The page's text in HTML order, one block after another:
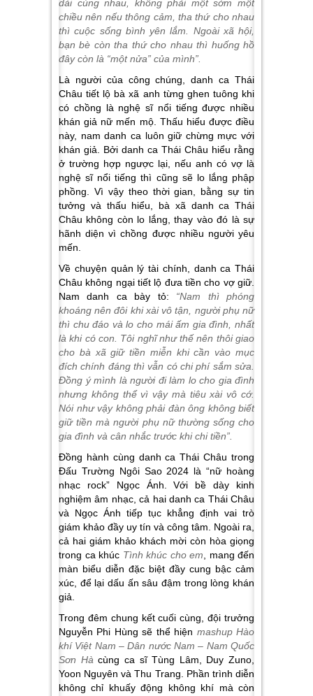
dài cùng nhau, không phải một sớm một
chiều nên nếu thông cảm, tha thứ cho nhau
thì cuộc sống bình yên lắm. Ngoài xã hội,
bạn bè còn tha thứ cho nhau thì huống hồ
đây còn là “một nửa” của mình”.
Là người của công chúng, danh ca Thái
Châu tiết lộ bà xã anh từng ghen tuông khi
có chồng là nghệ sĩ nổi tiếng được nhiều
khán giả nữ mến mộ. Thấu hiểu được điều
này, nam danh ca luôn giữ chừng mực với
khán giả. Bởi danh ca Thái Châu hiểu rằng
ở trường hợp ngược lại, nếu anh có vợ là
nghệ sĩ nổi tiếng thì cũng sẽ lo lắng phập
phồng. Vì vậy theo thời gian, bằng sự tin
tưởng và thấu hiểu, bà xã danh ca Thái
Châu không còn lo lắng, thay vào đó là sự
hãnh diện vì chồng được nhiều người yêu
mến.
Về chuyện quản lý tài chính, danh ca Thái
Châu không ngại tiết lộ đưa tiền cho vợ giữ.
Nam danh ca bày tỏ: “Nam thì phóng
khoáng nên đôi khi xài vô tận, người phụ nữ
thì chu đáo và lo cho mái ấm gia đình, nhất
là khi có con. Tôi nghĩ như thế nên thôi giao
cho bà xã giữ tiền miễn khi cần vào mục
đích chính đáng thì vẫn có chi phí sắm sửa.
Đồng ý mình là người đi làm lo cho gia đình
nhưng không thể vì vậy mà tiêu xài vô cớ.
Nói như vậy không phải đàn ông không biết
giữ tiền mà người phụ nữ thường sống cho
gia đình và cân nhắc trước khi chi tiền”.
Đồng hành cùng danh ca Thái Châu trong
Đấu Trường Ngôi Sao 2024 là “nữ hoàng
nhạc rock” Ngọc Ánh. Với bề dày kinh
nghiệm âm nhạc, cả hai danh ca Thái Châu
và Ngọc Ánh tiếp tục khẳng định vai trò
giám khảo đầy uy tín và công tâm. Ngoài ra,
cả hai giám khảo khách mời còn hòa giọng
trong ca khúc Tình khúc cho em , mang đến
màn biểu diễn đặc biệt đầy cung bậc cảm
xúc, để lại dấu ấn sâu đậm trong lòng khán
giả.
Trong đêm chung kết cuối cùng, đội trưởng
Nguyễn Phi Hùng sẽ thể hiện mashup Hào
khí Việt Nam – Dân nước Nam – Nam Quốc
Sơn Hà cùng ca sĩ Tùng Lâm, Duy Zuno,
Yoon Nguyên và Thu Trang. Phần trình diễn
không chỉ khuấy động không khí mà còn